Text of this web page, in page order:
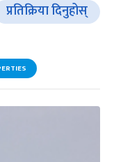
प्रतिक्रिया दिनुहोस्